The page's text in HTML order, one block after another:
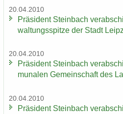
20.04.2010
Prä­si­dent Stein­bach
wal­tungs­spit­ze der Stadt
20.04.2010
Prä­si­dent Stein­bach
mu­na­len Ge­mein­schaft des
20.04.2010
Prä­si­dent Stein­bach